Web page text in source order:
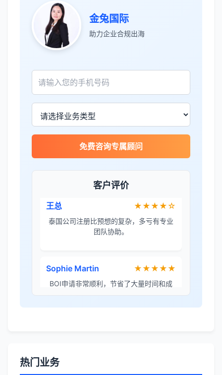
金兔国际
助力企业合规出海
免费咨询专属顾问
客户评价
张先生
服务专业高效，一周就完成了泰国公司注
James Wilson ★★★★★
金兔国际帮我们完成了泰国建厂的所有法
王总 ★★★★☆
泰国公司注册比预想的复杂，多亏有专业
团队协助。
Sophie Martin ★★★★★
BOI申请非常顺利，节省了大量时间和成
热门业务